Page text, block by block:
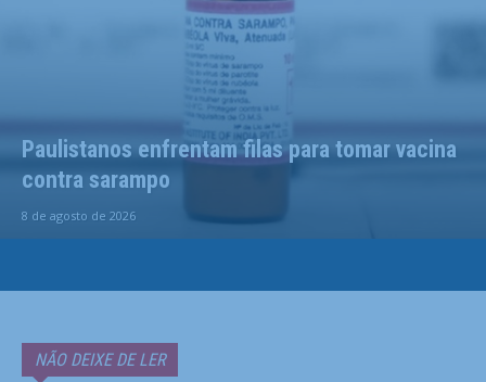
Paulistanos enfrentam filas para tomar vacina
contra sarampo
8 de agosto de 2026
NÃO DEIXE DE LER